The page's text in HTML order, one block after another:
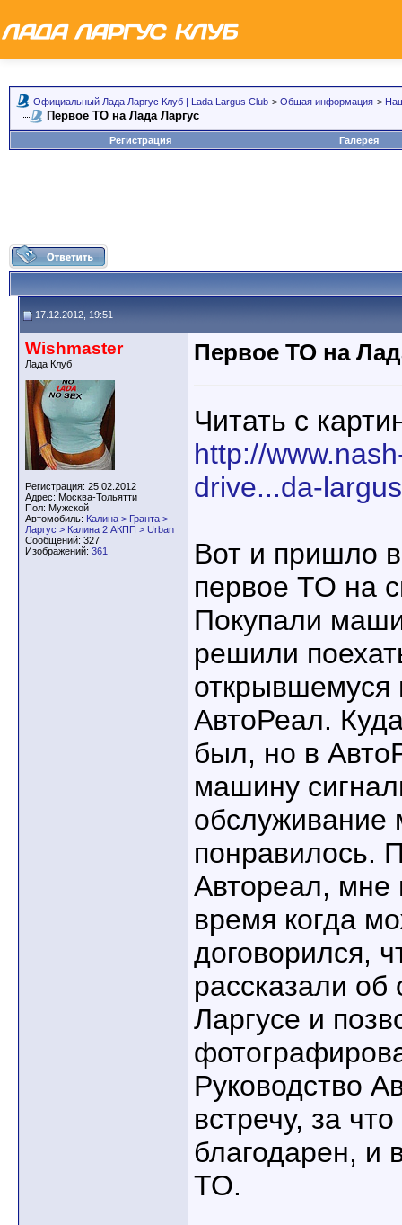
Официальный Лада Ларгус Клуб | Lada Largus Club > Общая информация >
Первое ТО на Лада Ларгус
Регистрация Галерея
17.12.2012, 19:51
Wishmaster
Лада Клуб
Регистрация: 25.02.2012
Адрес: Москва-Тольятти
Пол: Мужской
Автомобиль: Калина > Гранта >
Ларгус > Калина 2 АКПП > Urban
Сообщений: 327
Изображений: 361
Первое ТО на
Читать с
http://
drive...da-
Вот и пришло
первое ТО на
Покупали
решили
АвтоРеал.
был, но в
машину
обслуживание
понравилось.
Автореал, мне
время когда
договорился,
рассказали
Ларгусе и
Руководство
встречу, за
благодарен, и
ТО.